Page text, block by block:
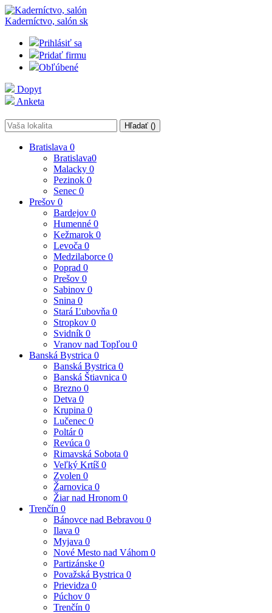
Kaderníctvo, salón sk
Prihlásiť sa
Pridať firmu
Obľúbené
Dopyt
Anketa
Hľadať ()
Bratislava 0
Bratislava0
Malacky 0
Pezinok 0
Senec 0
Prešov 0
Bardejov 0
Humenné 0
Kežmarok 0
Levoča 0
Medzilaborce 0
Poprad 0
Prešov 0
Sabinov 0
Snina 0
Stará Ľubovňa 0
Stropkov 0
Svidník 0
Vranov nad Topľou 0
Banská Bystrica 0
Banská Bystrica 0
Banská Štiavnica 0
Brezno 0
Detva 0
Krupina 0
Lučenec 0
Poltár0
Revúca 0
Rimavská Sobota 0
Veľký Krtíš 0
Zvolen 0
Žarnovica 0
Žiar nad Hronom 0
Trenčín 0
Bánovce nad Bebravou 0
Ilava 0
Myjava 0
Nové Mesto nad Váhom 0
Partizánske 0
Považská Bystrica 0
Prievidza 0
Púchov 0
Trenčín 0